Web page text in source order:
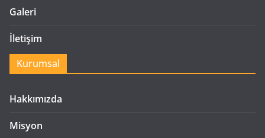
Galeri
İletişim
Kurumsal
Hakkımızda
Misyon